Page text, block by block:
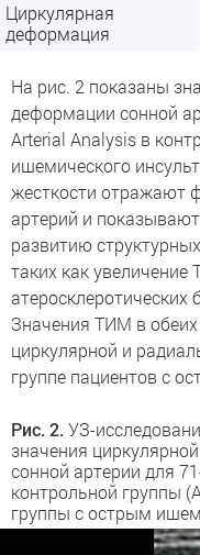
Циркулярная
деформация
На рис. 2 показаны
деформации сонной
Arterial Analysis в
ишемического
жесткости отражают
артерий и
развитию
таких как
атеросклеротических
Значения ТИМ в
циркулярной и
группе пациентов с
Рис. 2. УЗ-
значения
сонной артерии для
контрольной группы
группы с острым